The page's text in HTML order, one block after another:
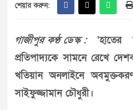
শেয়ার করুন:
গাজীপুর কণ্ঠ ডেস্ক :‘হাতের
প্রতিপাদ্যকে সামনে রেখে
খতিয়ান অনলাইনে অবমুক্তকরণ
সাইফুজ্জামান চৌধুরী।